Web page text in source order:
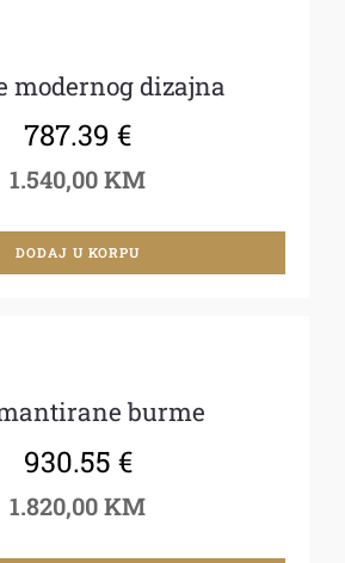
modernog dizajna
787.39 €
1.540,00 KM
DODAJ U KORPU
burme
930.55 €
1.820,00 KM